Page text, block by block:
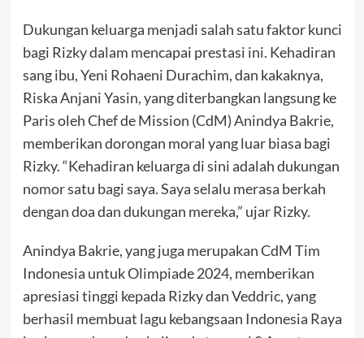
Dukungan keluarga menjadi salah satu faktor kunci
bagi Rizky dalam mencapai prestasi ini. Kehadiran
sang ibu, Yeni Rohaeni Durachim, dan kakaknya,
Riska Anjani Yasin, yang diterbangkan langsung ke
Paris oleh Chef de Mission (CdM) Anindya Bakrie,
memberikan dorongan moral yang luar biasa bagi
Rizky. “Kehadiran keluarga di sini adalah dukungan
nomor satu bagi saya. Saya selalu merasa berkah
dengan doa dan dukungan mereka,” ujar Rizky.
Anindya Bakrie, yang juga merupakan CdM Tim
Indonesia untuk Olimpiade 2024, memberikan
apresiasi tinggi kepada Rizky dan Veddric, yang
berhasil membuat lagu kebangsaan Indonesia Raya